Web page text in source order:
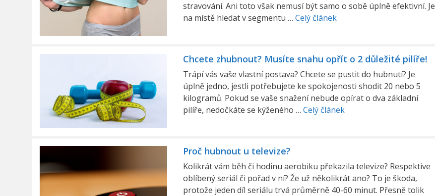
stravování. Ani toto však nemusí být samo o sobě úplně efektivní. Je
na místě hledat v segmentu … Celý článek
Chcete zhubnout? Musíte snahu opřít o 2 důležité pilíře!
Trápí vás vaše vlastní postava? Chcete se pustit do hubnutí? Je
úplně jedno, jestli potřebujete ke spokojenosti shodit 20 nebo 5
kilogramů. Pokud se vaše snažení nebude opírat o dva základní
pilíře, nedočkáte se kýženého … Celý článek
Proč hubnout u televize?
Kolikrát vám běh či hodinu aerobiku překazila televize? Respektive
oblíbený seriál či pořad v ní? Že už několikrát ano? To je škoda,
protože jeden díl seriálu trvá průměrně 40-60 minut. Přesně tolik